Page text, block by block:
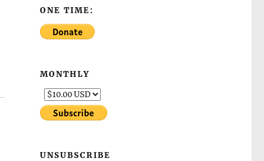
ONE TIME:
MONTHLY
UNSUBSCRIBE